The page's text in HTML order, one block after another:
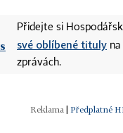
Přidejte si
své oblíbené tituly na
zprávách.
Předplatné